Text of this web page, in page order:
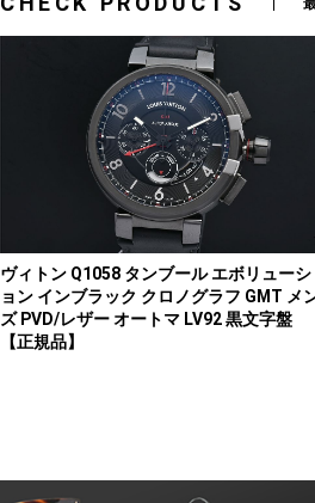
ヴィトン Q1058 タンブール エボリューシ
ョン インブラック クロノグラフ GMT メ
ズ PVD/レザー オートマ LV92 黒文字盤
【正規品】